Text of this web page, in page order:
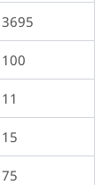
3695
100
11
15
75